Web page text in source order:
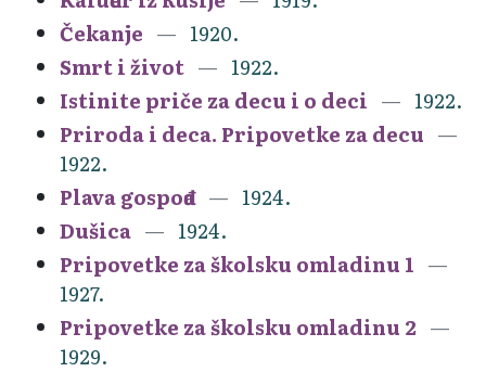
Čekanje
1920.
Smrt i život
1922.
Istinite priče za decu i o deci
1922.
Priroda i deca. Pripovetke za decu
1922.
Plava gospođa
1924.
Dušica
1924.
Pripovetke za školsku omladinu 1
1927.
Pripovetke za školsku omladinu 2
1929.